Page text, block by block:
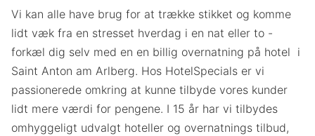
Vi kan alle have brug for at trække stikket og komme
lidt væk fra en stresset hverdag i en nat eller to -
forkæl dig selv med en en billig overnatning på hotel i
Saint Anton am Arlberg. Hos HotelSpecials er vi
passionerede omkring at kunne tilbyde vores kunder
lidt mere værdi for pengene. I 15 år har vi tilbydes
omhyggeligt udvalgt hoteller og overnatnings tilbud,